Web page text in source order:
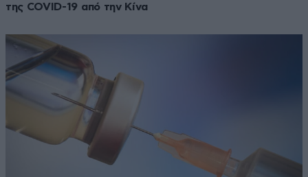
της COVID-19 από την Κίνα